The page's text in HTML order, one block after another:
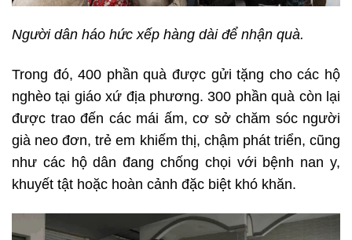
Người dân háo hức xếp hàng dài để nhận quà.
Trong đó, 400 phần quà được gửi tặng cho các hộ
nghèo tại giáo xứ địa phương. 300 phần quà còn lại
được trao đến các mái ấm, cơ sở chăm sóc người
già neo đơn, trẻ em khiếm thị, chậm phát triển, cũng
như các hộ dân đang chống chọi với bệnh nan y,
khuyết tật hoặc hoàn cảnh đặc biệt khó khăn.